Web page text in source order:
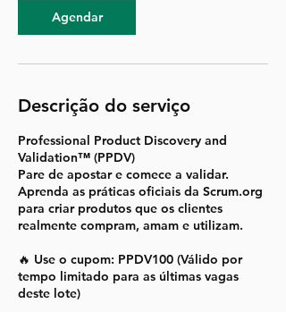
d
u
.
Agendar
Descrição do serviço
Professional Product Discovery and
Validation™ (PPDV)
Pare de apostar e comece a validar.
Aprenda as práticas oficiais da Scrum.org
para criar produtos que os clientes
realmente compram, amam e utilizam.
🔥 Use o cupom: PPDV100 (Válido por
tempo limitado para as últimas vagas
deste lote)